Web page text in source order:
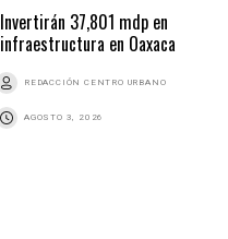
Invertirán 37,801 mdp en
infraestructura en Oaxaca
REDACCIÓN CENTRO URBANO
AGOSTO 3, 2026